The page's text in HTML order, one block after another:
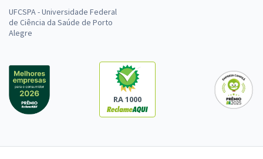
UFCSPA - Universidade Federal
de Ciência da Saúde de Porto
Alegre
RA 1000